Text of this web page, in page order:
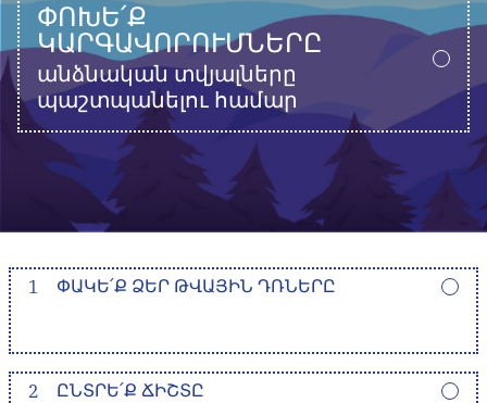
ՓՈԽԵ՛Ք
ԿԱՐԳԱՎՈՐՈՒՄՆԵՐԸ
անձնական տվյալները
պաշտպանելու համար
1 ՓԱԿԵ՛Ք ՁԵՐ ԹՎԱՅԻՆ ԴՌՆԵՐԸ
2 ԸՆՏՐԵ՛Ք ՃԻՇՏԸ